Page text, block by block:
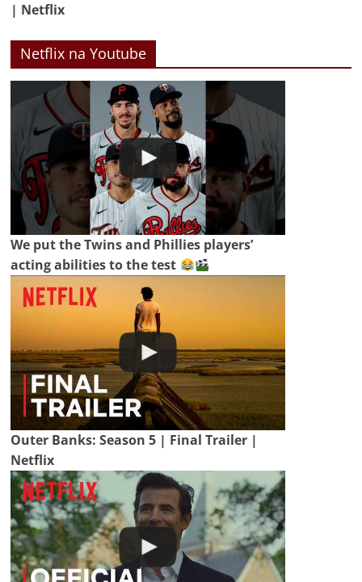
| Netflix
Netflix na Youtube
We put the Twins and Phillies players’
acting abilities to the test
Outer Banks: Season 5 | Final Trailer |
Netflix